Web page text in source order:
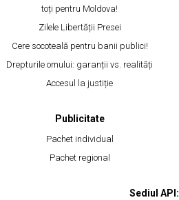
toți pentru Moldova!
Zilele Libertății Presei
Cere socoteală pentru banii publici!
Drepturile omului: garanții vs. realități
Accesul la justiție
Publicitate
Pachet individual
Pachet regional
Sediul API: